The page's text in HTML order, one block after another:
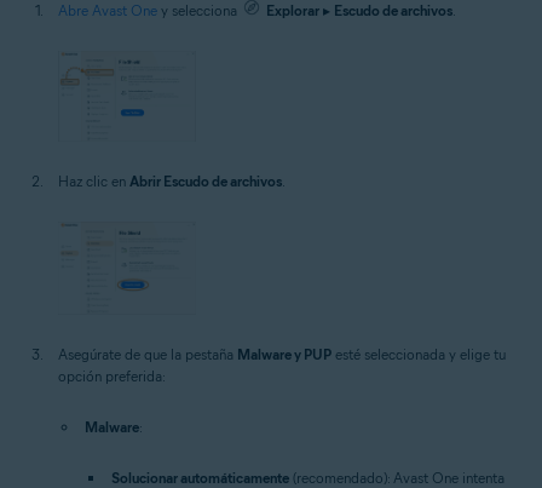
Abre Avast One y selecciona Explorar ▸ Escudo de archivos.
Haz clic en Abrir Escudo de archivos.
Asegúrate de que la pestaña Malware y PUP esté seleccionada y elige tu
opción preferida:
Malware:
Solucionar automáticamente (recomendado): Avast One intenta